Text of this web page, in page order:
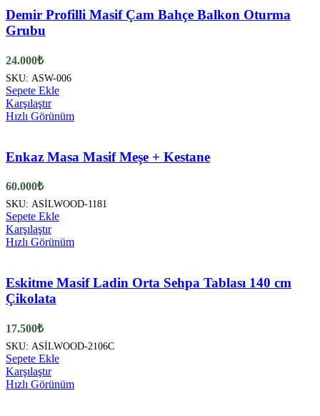
Demir Profilli Masif Çam Bahçe Balkon Oturma
Grubu
24.000₺
SKU: ASW-006
Sepete Ekle
Karşılaştır
Hızlı Görünüm
Enkaz Masa Masif Meşe + Kestane
60.000₺
SKU: ASİLWOOD-1181
Sepete Ekle
Karşılaştır
Hızlı Görünüm
Eskitme Masif Ladin Orta Sehpa Tablası 140 cm
Çikolata
17.500₺
SKU: ASİLWOOD-2106C
Sepete Ekle
Karşılaştır
Hızlı Görünüm